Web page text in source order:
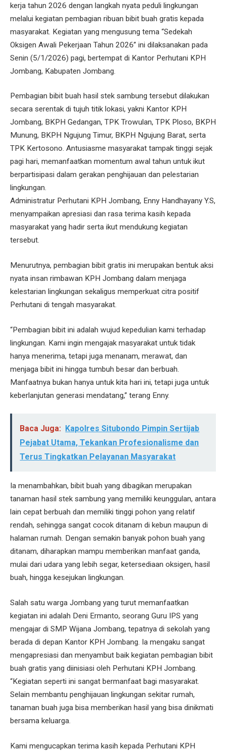
kerja tahun 2026 dengan langkah nyata peduli lingkungan
melalui kegiatan pembagian ribuan bibit buah gratis kepada
masyarakat. Kegiatan yang mengusung tema “Sedekah
Oksigen Awali Pekerjaan Tahun 2026” ini dilaksanakan pada
Senin (5/1/2026) pagi, bertempat di Kantor Perhutani KPH
Jombang, Kabupaten Jombang.
Pembagian bibit buah hasil stek sambung tersebut dilakukan
secara serentak di tujuh titik lokasi, yakni Kantor KPH
Jombang, BKPH Gedangan, TPK Trowulan, TPK Ploso, BKPH
Munung, BKPH Ngujung Timur, BKPH Ngujung Barat, serta
TPK Kertosono. Antusiasme masyarakat tampak tinggi sejak
pagi hari, memanfaatkan momentum awal tahun untuk ikut
berpartisipasi dalam gerakan penghijauan dan pelestarian
lingkungan.
Administratur Perhutani KPH Jombang, Enny Handhayany Y.S,
menyampaikan apresiasi dan rasa terima kasih kepada
masyarakat yang hadir serta ikut mendukung kegiatan
tersebut.
Menurutnya, pembagian bibit gratis ini merupakan bentuk aksi
nyata insan rimbawan KPH Jombang dalam menjaga
kelestarian lingkungan sekaligus memperkuat citra positif
Perhutani di tengah masyarakat.
“Pembagian bibit ini adalah wujud kepedulian kami terhadap
lingkungan. Kami ingin mengajak masyarakat untuk tidak
hanya menerima, tetapi juga menanam, merawat, dan
menjaga bibit ini hingga tumbuh besar dan berbuah.
Manfaatnya bukan hanya untuk kita hari ini, tetapi juga untuk
keberlanjutan generasi mendatang,” terang Enny.
Baca Juga: Kapolres Situbondo Pimpin Sertijab
Pejabat Utama, Tekankan Profesionalisme dan
Terus Tingkatkan Pelayanan Masyarakat
Ia menambahkan, bibit buah yang dibagikan merupakan
tanaman hasil stek sambung yang memiliki keunggulan, antara
lain cepat berbuah dan memiliki tinggi pohon yang relatif
rendah, sehingga sangat cocok ditanam di kebun maupun di
halaman rumah. Dengan semakin banyak pohon buah yang
ditanam, diharapkan mampu memberikan manfaat ganda,
mulai dari udara yang lebih segar, ketersediaan oksigen, hasil
buah, hingga kesejukan lingkungan.
Salah satu warga Jombang yang turut memanfaatkan
kegiatan ini adalah Deni Ermanto, seorang Guru IPS yang
mengajar di SMP Wijana Jombang, tepatnya di sekolah yang
berada di depan Kantor KPH Jombang. Ia mengaku sangat
mengapresiasi dan menyambut baik kegiatan pembagian bibit
buah gratis yang diinisiasi oleh Perhutani KPH Jombang.
“Kegiatan seperti ini sangat bermanfaat bagi masyarakat.
Selain membantu penghijauan lingkungan sekitar rumah,
tanaman buah juga bisa memberikan hasil yang bisa dinikmati
bersama keluarga.
Kami mengucapkan terima kasih kepada Perhutani KPH